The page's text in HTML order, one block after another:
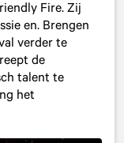
Fire. Zij
en. Brengen
verder te
de
talent te
het